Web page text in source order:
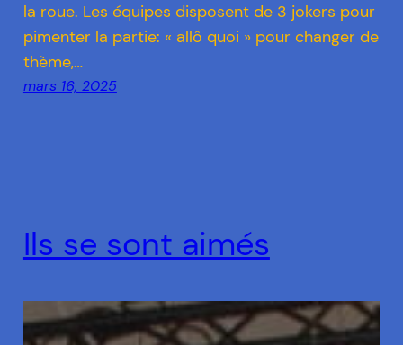
la roue. Les équipes disposent de 3 jokers pour
pimenter la partie: « allô quoi » pour changer de
thème,…
mars 16, 2025
Ils se sont aimés